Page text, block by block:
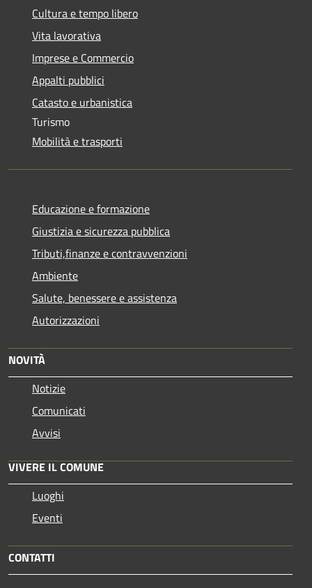
Cultura e tempo libero
Vita lavorativa
Imprese e Commercio
Appalti pubblici
Catasto e urbanistica
Turismo
Mobilità e trasporti
Educazione e formazione
Giustizia e sicurezza pubblica
Tributi,finanze e contravvenzioni
Ambiente
Salute, benessere e assistenza
Autorizzazioni
NOVITÀ
Notizie
Comunicati
Avvisi
VIVERE IL COMUNE
Luoghi
Eventi
CONTATTI